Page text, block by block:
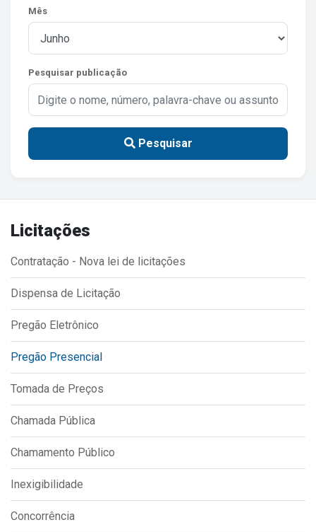
Estrutura Organizacional
Administração
Agricultura e Meio Ambiente
Assistência Social
Saúde
Serviços
IPTU 2026
Nota Fiscal Eletrônica
Ouvidoria
Portal do Servidor
Publicações
Diário Oficial (Novo)
Mês
Pesquisar publicação
Pesquisar
Licitações
Contratação - Nova lei de licitações
Dispensa de Licitação
Pregão Eletrônico
Pregão Presencial
Tomada de Preços
Chamada Pública
Chamamento Público
Inexigibilidade
Concorrência